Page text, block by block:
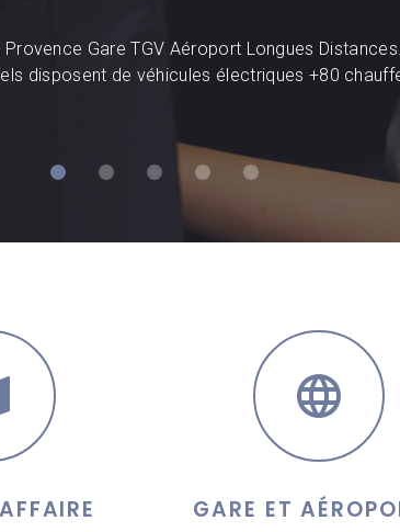
Provence Gare TGV Aéroport Longues Distances.
disposent de véhicules électriques +80
GARE ET